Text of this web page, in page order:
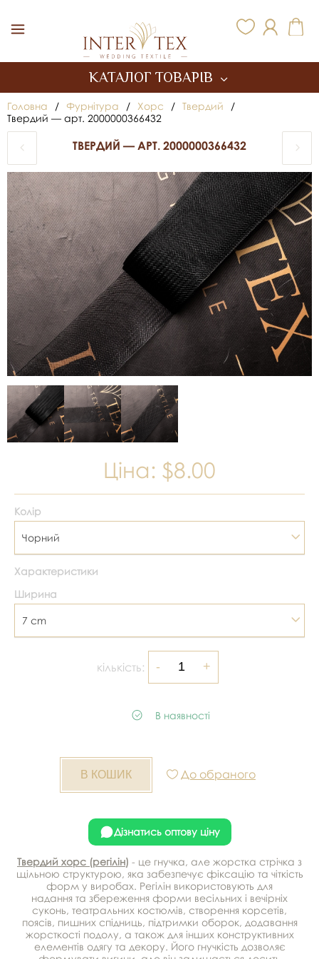
КАТАЛОГ ТОВАРІВ
Головна / Фурнітура / Хорс / Твердий
/
Твердий — арт. 2000000366432
ТВЕРДИЙ — АРТ. 2000000366432
Ціна: $8.00
Колір
Чорний
Характеристики
Ширина
7 cm
кількість:
В наявності
До обраного
Дізнатись оптову ціну
Твердий хорс (регілін) - це гнучка, але жорстка стрічка з
щільною структурою, яка забезпечує фіксацію та чіткість
форм у виробах. Регілін використовують для
надання та збереження форми весільних і вечірніх
суконь, театральних костюмів, створення корсетів,
поясів, пишних спідниць, підтримки оборок, додавання
жорсткості подолу, а також для інших конструктивних
елементів одягу та декору. Його гнучкість дозволяє